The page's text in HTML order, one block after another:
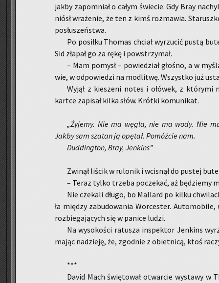
jakby za­po­mniał o całym świe­cie. Gdy Bray
niósł wra­że­nie, że ten z kimś roz­ma­wia.
po­słu­szeń­stwa.
Po po­sił­ku Tho­mas chciał wy­rzu­cić pustą
Sid zła­pał go za rękę i po­wstrzy­mał.
– Mam po­mysł – po­wie­dział gło­śno, a w
wie, w od­po­wie­dzi na mo­dli­twę. Wszyst­ko już
Wyjął z kie­sze­ni notes i ołó­wek, z któ­ry­mi
kart­ce za­pi­sał kilka słów. Krót­ki ko­mu­ni­kat.
„Ży­je­my. Nie ma węgla, nie ma wody. Nie
Jakby sam sza­tan ją opę­tał. Po­móż­cie nam.
Dud­ding­ton, Bray, Jen­kins”
Zwi­nął li­ścik w ru­lo­nik i wci­snął do pu­stej
– Teraz tylko trze­ba po­cze­kać, aż bę­dzie­my
Nie cze­ka­li długo, bo Mal­lard po kilku
ła mię­dzy za­bu­do­wa­nia Wor­ce­ster.
roz­bie­ga­ją­cych się w pa­ni­ce ludzi.
Na wy­so­ko­ści ra­tu­sza in­spek­tor Jen­kins
mając na­dzie­ję, że, zgod­nie z obiet­ni­cą, ktoś
***
David Mach świę­to­wał otwar­cie wy­sta­wy